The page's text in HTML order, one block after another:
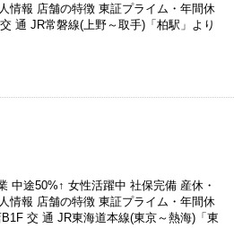
情報 店舗の特徴 東証プライム・年間休
通 JR常磐線(上野～取手)「柏駅」より
中途50%↑ 女性活躍中 社保完備 産休・
情報 店舗の特徴 東証プライム・年間休
交 通 JR東海道本線(東京～熱海)「東